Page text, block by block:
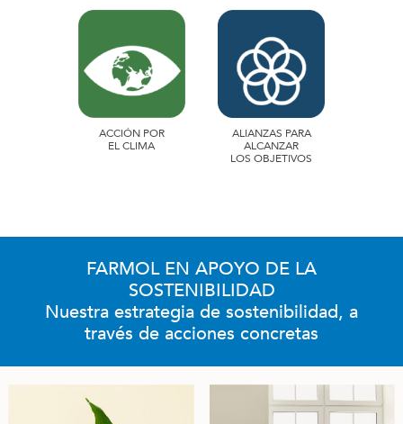
ACCIÓN POR
EL CLIMA
ALIANZAS PARA
ALCANZAR
LOS OBJETIVOS
FARMOL EN APOYO DE LA
SOSTENIBILIDAD
Nuestra estrategia de sostenibilidad, a
través de acciones concretas